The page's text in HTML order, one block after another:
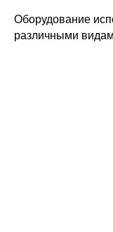
Оборудование
различными